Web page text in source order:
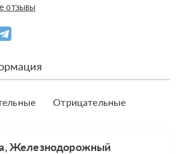
отзывы
Отрицательные
Железнодорожный